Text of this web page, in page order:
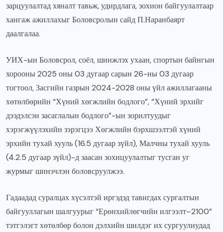
зарцуулалтад хяналт тавьж, удирдлага, зохион байгуулалтаар
хангаж ажиллахыг Боловсролын сайд П.Наранбаярт
даалгалаа.
УИХ-ын Боловсрол, соёл, шинжлэх ухаан, спортын байнгын
хорооны 2025 оны 03 дугаар сарын 26-ны 03 дугаар
тогтоол, Засгийн газрын 2024-2028 оны үйл ажиллагааны
хөтөлбөрийн “Хүний хөгжлийн бодлого”, “Хүний эрхийг
дээдэлсэн засаглалын бодлого”-ын зорилтуудыг
хэрэгжүүлэхийн зэрэгцээ Хөгжлийн бэрхшээлтэй хүний
эрхийн тухай хууль (16.5 дугаар зүйл), Малчны тухай хууль
(4.2.5 дугаар зүйл)-д заасан зохицуулалтыг тусган уг
журмыг шинэчлэн боловсруулжээ.
Гадаадад суралцах хүсэлтэй иргэдэд тавигдах сургалтын
байгууллагын шалгуурыг “Ерөнхийлөгчийн илгээлт–2100”
тэтгэлэгт хөтөлбөр болон дэлхийн шилдэг их сургуулиудад